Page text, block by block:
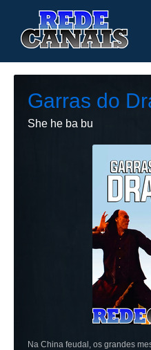
Garras do
She he ba bu
Na China feudal, os grandes